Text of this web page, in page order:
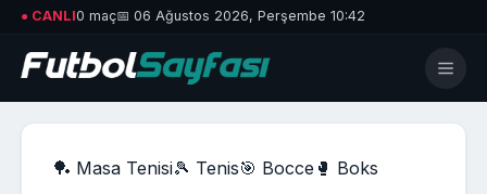
● CANLI0 maç📅 06 Ağustos 2026, Perşembe 10:42
🏓 Masa Tenisi🎾 Tenis🎯 Bocce 🥊 Boks